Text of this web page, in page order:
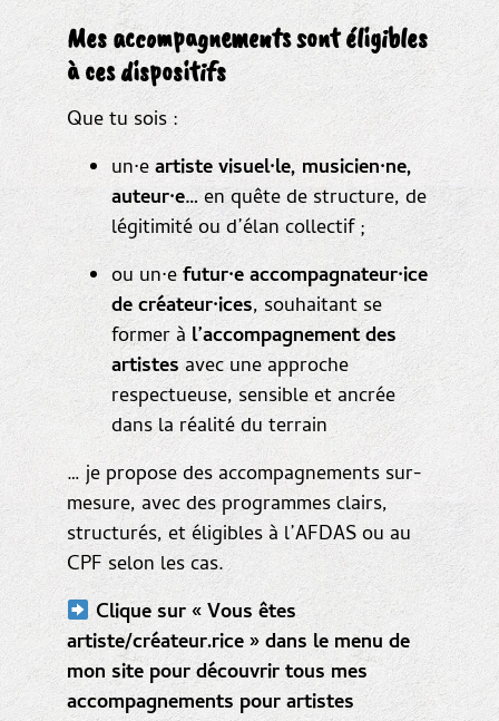
Mes accompagnements sont éligibles
à ces dispositifs
Que tu sois :
un·eartiste visuel·le, musicien·ne,
auteur·e…en quête de structure, de
légitimité ou d’élan collectif ;
ou un·efutur·e accompagnateur·ice
de créateur·ices, souhaitant se
former àl’accompagnement des
artistesavec une approche
respectueuse, sensible et ancrée
dans la réalité du terrain
… je propose des accompagnements sur-
mesure, avec des programmes clairs,
structurés, et éligibles à l’AFDAS ou au
CPF selon les cas.
Clique sur « Vous êtes
artiste/créateur.rice » dans le menu de
mon site pour découvrir tous mes
accompagnements pour artistes